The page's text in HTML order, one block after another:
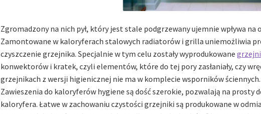
Zgromadzony na nich pył, który jest stale podgrzewany ujemnie wpływa na
Zamontowane w kaloryferach stalowych radiatorów i grilla uniemożliwia
czyszczenie grzejnika. Specjalnie w tym celu zostały wyprodukowane
konwektorów i kratek, czyli elementów, które do tej pory zasłaniały, czy
grzejnikach z wersji higienicznej nie ma w komplecie wsporników
Zawieszenia do kaloryferów hygiene są dość szerokie, pozwalają na prosty
kaloryfera. Łatwe w zachowaniu czystości grzejniki są produkowane w